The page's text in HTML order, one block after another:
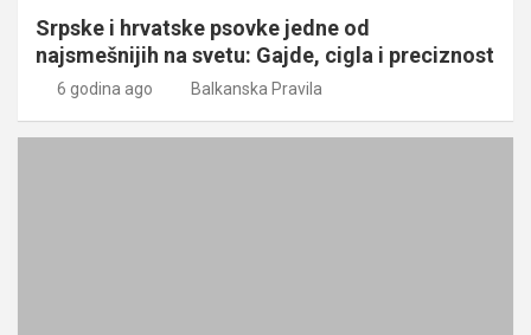
Srpske i hrvatske psovke jedne od
najsmešnijih na svetu: Gajde, cigla i preciznost
6 godina ago Balkanska Pravila